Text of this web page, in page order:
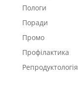
Пологи
Поради
Промо
Профілактика
Репродуктологія